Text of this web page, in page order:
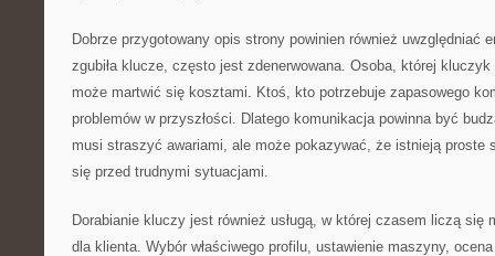
Dobrze przygotowany opis strony powinien również uwzględniać
zgubiła klucze, często jest zdenerwowana. Osoba, której kluczyk
może martwić się kosztami. Ktoś, kto potrzebuje zapasowego
problemów w przyszłości. Dlatego komunikacja powinna być
musi straszyć awariami, ale może pokazywać, że istnieją proste
się przed trudnymi sytuacjami.
Dorabianie kluczy jest również usługą, w której czasem liczą się
dla klienta. Wybór właściwego profilu, ustawienie maszyny,